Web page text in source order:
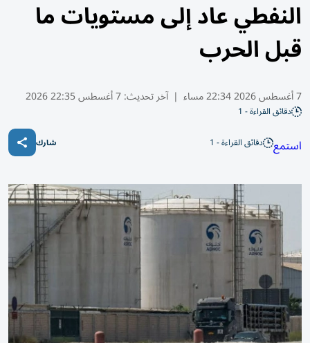
النفطي عاد إلى مستويات ما
قبل الحرب
7 أغسطس 2026 22:34 مساء | آخر تحديث:7 أغسطس 22:35 2026
دقائق القراءة - 1
استمع دقائق القراءة - 1 شارك